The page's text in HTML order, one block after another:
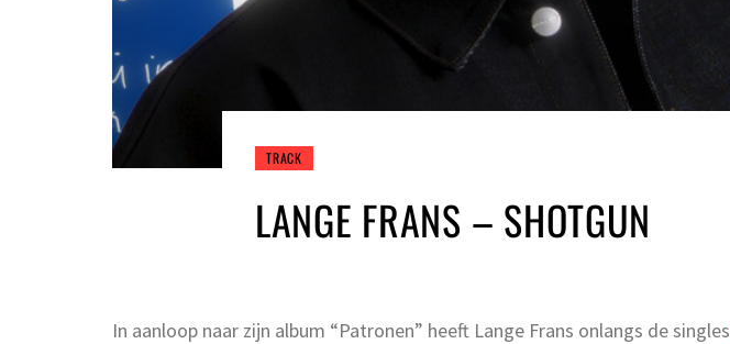
TRACK
LANGE FRANS – SHOTGUN
In aanloop naar zijn album “Patronen” heeft Lange Frans onlangs de singles